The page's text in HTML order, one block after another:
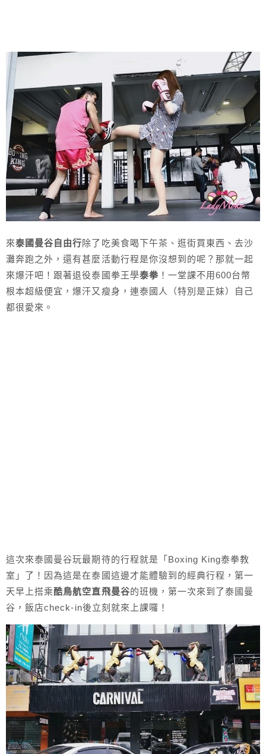
來泰國曼谷自由行除了吃美食喝下午茶、逛街買東西、去沙
灘奔跑之外，還有甚麼活動行程是你沒想到的呢？那就一起
來爆汗吧！跟著退役泰國拳王學泰拳！一堂課不用600台幣
根本超級便宜，爆汗又瘦身，連泰國人（特別是正妹）自己
都很愛來。
這次來泰國曼谷玩最期待的行程就是「Boxing King泰拳教
室」了！因為這是在泰國這邊才能體驗到的經典行程，第一
天早上搭乘酷鳥航空直飛曼谷的班機，第一次來到了泰國曼
谷，飯店check-in後立刻就來上課囉！